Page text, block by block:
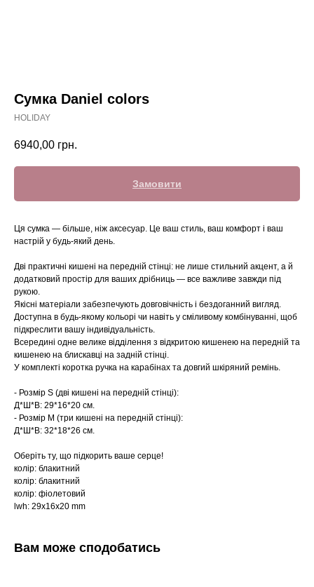
Сумка Daniel colors
HOLIDAY
6940,00 грн.
Замовити
Ця сумка — більше, ніж аксесуар. Це ваш стиль, ваш комфорт і ваш
настрій у будь-який день.
Дві практичні кишені на передній стінці: не лише стильний акцент, а й
додатковий простір для ваших дрібниць — все важливе завжди під
рукою.
Якісні матеріали забезпечують довговічність і бездоганний вигляд.
Доступна в будь-якому кольорі чи навіть у сміливому комбінуванні, щоб
підкреслити вашу індивідуальність.
Всередині одне велике відділення з відкритою кишенею на передній та
кишенею на блискавці на задній стінці.
У комплекті коротка ручка на карабінах та довгий шкіряний ремінь.
- Розмір S (дві кишені на передній стінці):
Д*Ш*В: 29*16*20 см.
- Розмір М (три кишені на передній стінці):
Д*Ш*В: 32*18*26 см.
Оберіть ту, що підкорить ваше серце!
колір: блакитний
колір: блакитний
колір: фіолетовий
lwh: 29x16x20 mm
Вам може сподобатись